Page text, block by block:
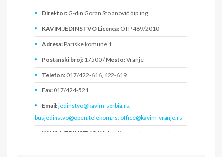
Direktor: G-din Goran Stojanović dip.ing.
KAVIM JEDINSTVO Licenca: OTP 489/2010
Adresa: Pariske komune 1
Postanski broj: 17500 /Mesto:Vranje
Telefon: 017/422-616, 422-619
Fax: 017/424-521
Email:jedinstvo@kavim-serbia.rs,
busjedinstvo@open.telekom.rs, office@kavim-vranje.rs
KAVIM JEDINSTVO Web sajt: www.kavim-vranje.rs